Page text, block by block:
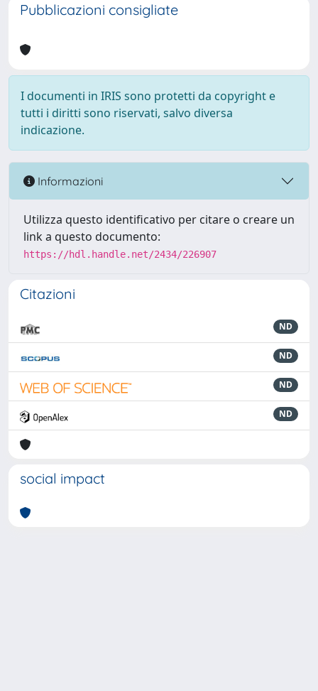
Pubblicazioni consigliate
I documenti in IRIS sono protetti da copyright e
tutti i diritti sono riservati, salvo diversa
indicazione.
Informazioni
Utilizza questo identificativo per citare o creare un
link a questo documento:
https://hdl.handle.net/2434/226907
Citazioni
ND
ND
ND
ND
social impact